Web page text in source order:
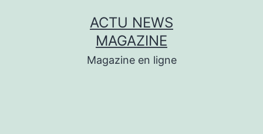
ACTU NEWS
MAGAZINE
Magazine en ligne